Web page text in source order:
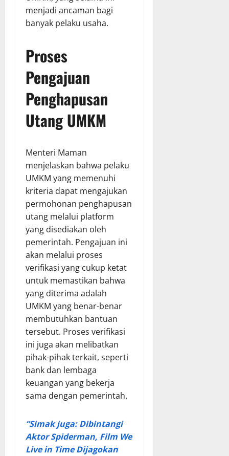
menjadi ancaman bagi
banyak pelaku usaha.
Proses
Pengajuan
Penghapusan
Utang UMKM
Menteri Maman
menjelaskan bahwa pelaku
UMKM yang memenuhi
kriteria dapat mengajukan
permohonan penghapusan
utang melalui platform
yang disediakan oleh
pemerintah. Pengajuan ini
akan melalui proses
verifikasi yang cukup ketat
untuk memastikan bahwa
yang diterima adalah
UMKM yang benar-benar
membutuhkan bantuan
tersebut. Proses verifikasi
ini juga akan melibatkan
pihak-pihak terkait, seperti
bank dan lembaga
keuangan yang bekerja
sama dengan pemerintah.
“Simak juga: Dibintangi
Aktor Spiderman, Film We
Live in Time Dijagokan